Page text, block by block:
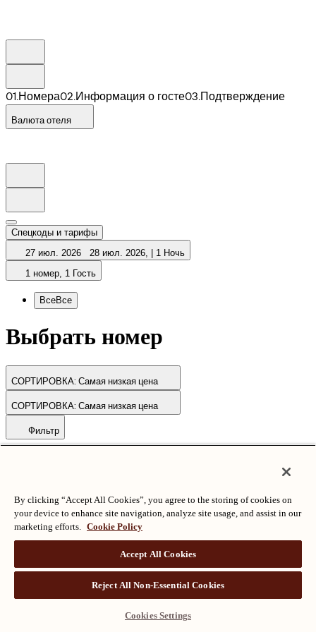
01.Номера02.Информация о госте03.Подтверждение
Валюта отеля
Спецкоды и тарифы
27 июл. 2026
28 июл. 2026,
1 Ночь
1 номер, 1 Гость
ВсеВсе
Выбрать номер
СОРТИРОВКА: Самая низкая цена
СОРТИРОВКА: Самая низкая цена
Фильтр
ВСЕ ПРАВА ЗАЩИЩЕНЫ
沪ICP备2024050525
By clicking “Accept All Cookies”, you agree to the storing of cookies on
your device to enhance site navigation, analyze site usage, and assist in our
marketing efforts. Cookie Policy
Accept All Cookies
Reject All Non-Essential Cookies
Cookies Settings